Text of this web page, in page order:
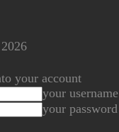
your account
your username
your password